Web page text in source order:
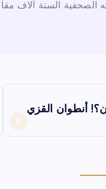
أنطوان القزي